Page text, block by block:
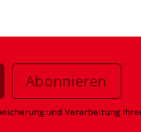
und Verarbeitung